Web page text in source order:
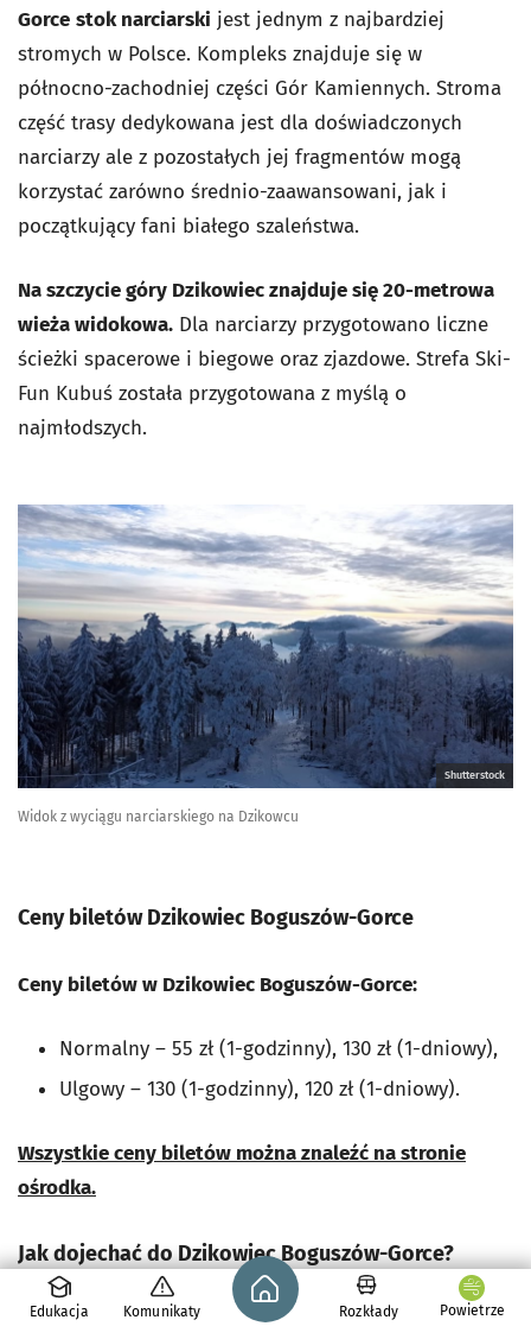
Gorce stok narciarski jest jednym z najbardziej
stromych w Polsce. Kompleks znajduje się w
północno-zachodniej części Gór Kamiennych. Stroma
część trasy dedykowana jest dla doświadczonych
narciarzy ale z pozostałych jej fragmentów mogą
korzystać zarówno średnio-zaawansowani, jak i
początkujący fani białego szaleństwa.
Na szczycie góry Dzikowiec znajduje się 20-metrowa
wieża widokowa. Dla narciarzy przygotowano liczne
ścieżki spacerowe i biegowe oraz zjazdowe. Strefa Ski-
Fun Kubuś została przygotowana z myślą o
najmłodszych.
Shutterstock
Widok z wyciągu narciarskiego na Dzikowcu
Ceny biletów Dzikowiec Boguszów-Gorce
Ceny biletów w Dzikowiec Boguszów-Gorce:
Normalny – 55 zł (1-godzinny), 130 zł (1-dniowy),
Ulgowy – 130 (1-godzinny), 120 zł (1-dniowy).
Wszystkie ceny biletów można znaleźć na stronie
ośrodka.
Jak dojechać do Dzikowiec Boguszów-Gorce?
Edukacja Komunikaty
Strona główna - wroclaw.pl
Rozkłady Powietrze